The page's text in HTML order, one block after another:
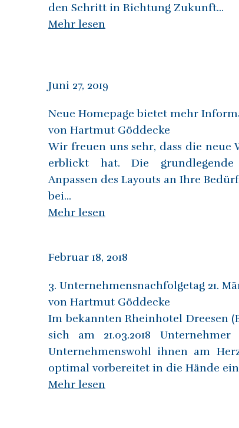
den Schritt in Richtung Zukunft...
Mehr lesen
Juni 27, 2019
Neue Homepage bietet mehr
von Hartmut Göddecke
Wir freuen uns sehr, dass die neue
erblickt hat. Die
Anpassen des Layouts an Ihre
bei...
Mehr lesen
Februar 18, 2018
3. Unternehmensnachfolgetag 21.
von Hartmut Göddecke
Im bekannten Rheinhotel Dreesen
sich am 21.03.2018
Unternehmenswohl ihnen am
optimal vorbereitet in die Hände
Mehr lesen